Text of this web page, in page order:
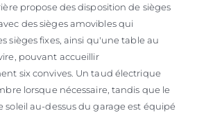
propose des disposition de sièges
des sièges amovibles qui
sièges fixes, ainsi qu'une table au
pouvant accueillir
six convives. Un taud électrique
lorsque nécessaire, tandis que le
soleil au-dessus du garage est équipé